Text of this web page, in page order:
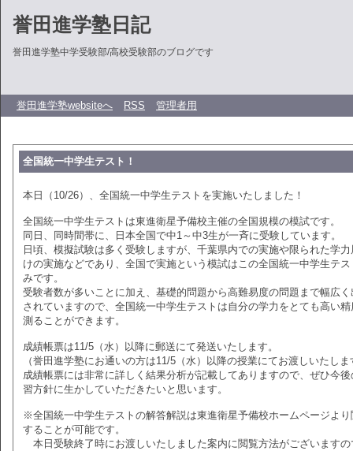
誉田進学塾日記
誉田進学塾中学受験部/高校受験部のブログです
誉田進学塾websiteへ RSS 管理者用
全国統一中学生テスト！
本日（10/26）、全国統一中学生テストを実施いたしました！
全国統一中学生テストは東進衛星予備校主催の全国規模の模試です。
同日、同時間帯に、日本全国で中1～中3生が一斉に受験しています。
日頃、模擬試験は多く受験しますが、千葉県内での実施や限られた学力
けの実施などであり、全国で実施という模試はこの全国統一中学生テス
みです。
受験者数が多いことに加え、基礎的問題から高難易度の問題まで幅広く
されていますので、全国統一中学生テストは自分の学力をとても高い精
測ることができます。
成績帳票は11/5（水）以降に郵送にて発送いたします。
（誉田進学塾にお通いの方は11/5（水）以降の授業にてお渡しいたしま
成績帳票には非常に詳しく結果分析が記載してありますので、ぜひ今後
習方針に生かしていただきたいと思います。
※全国統一中学生テストの解答解説は東進衛星予備校ホームページより
することが可能です。
本日受験終了時にお渡しいたしました案内に閲覧方法がございますの